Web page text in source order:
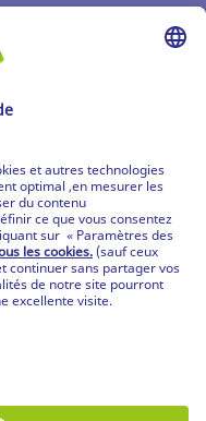
de travail|
|Déclaration de
d'Utilisation &
Vente|CPV
d'accessibilité
du site